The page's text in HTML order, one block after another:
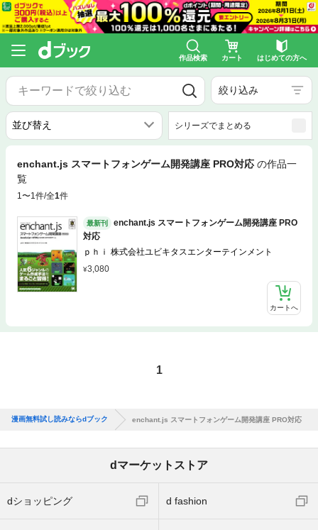
作品検索 カート はじめての方へ
絞り込み
シリーズでまとめる
enchant.js スマートフォンゲーム開発講座 PRO対応 の作品一
覧
1〜1件/全1件
最新刊
enchant.js スマートフォンゲーム開発講座 PRO
対応
ｐｈｉ 株式会社ユビキタスエンターテインメント
3,080
カートへ
1
漫画無料試し読みならdブック enchant.js スマートフォンゲーム開発講座 PRO対応
dマーケットストア
dショッピング d fashion